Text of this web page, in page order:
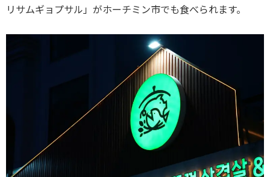
リサムギョプサル」がホーチミン市でも食べられます。